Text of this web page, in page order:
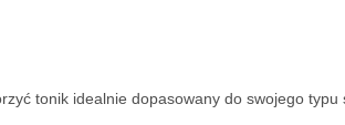
tonik idealnie dopasowany do swojego typu